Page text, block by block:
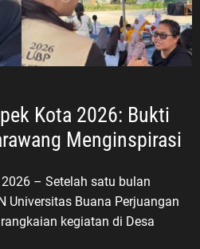
Kota 2026: Bukti
Menginspirasi
– Setelah satu bulan
Universitas Buana Perjuangan
kegiatan di Desa